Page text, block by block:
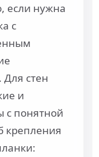
если нужна
с
Для стен
и
с понятной
крепления